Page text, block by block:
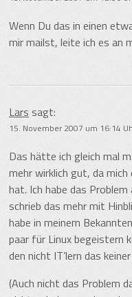
Wenn Du das in einen
mir mailst, leite ich es an
Lars sagt:
15. November 2007 um 16:14
Das hätte ich gleich mal
mehr wirklich gut, da
hat. Ich habe das
schrieb das mehr mit
habe in meinem
paar für Linux begeistern
den nicht IT’lern das
(Auch nicht das Problem